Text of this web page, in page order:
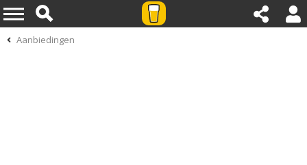
Aanbiedingen